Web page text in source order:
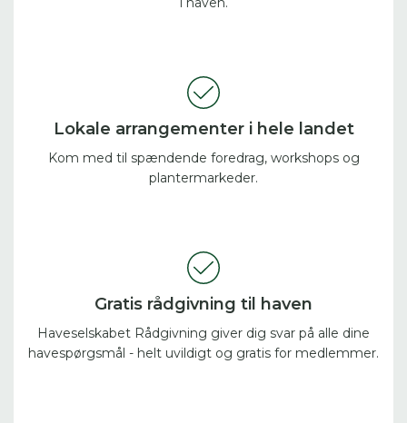
Lokale arrangementer i hele landet
Kom med til spændende foredrag, workshops og
plantermarkeder.
Gratis rådgivning til haven
Haveselskabet Rådgivning giver dig svar på alle dine
havespørgsmål - helt uvildigt og gratis for medlemmer.